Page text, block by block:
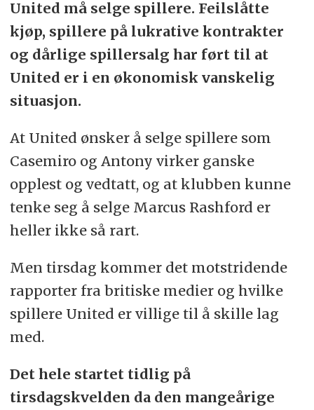
United må selge spillere. Feilslåtte
kjøp, spillere på lukrative kontrakter
og dårlige spillersalg har ført til at
United er i en økonomisk vanskelig
situasjon.
At United ønsker å selge spillere som
Casemiro og Antony virker ganske
opplest og vedtatt, og at klubben kunne
tenke seg å selge Marcus Rashford er
heller ikke så rart.
Men tirsdag kommer det motstridende
rapporter fra britiske medier og hvilke
spillere United er villige til å skille lag
med.
Det hele startet tidlig på
tirsdagskvelden da den mangeårige